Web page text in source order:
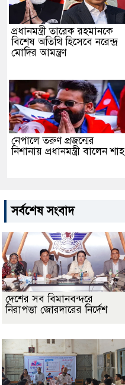
প্রধানমন্ত্রী তারেক রহমানকে
বিশেষ অতিথি হিসেবে নরেন্দ্র
মোদির আমন্ত্রণ
নেপালে তরুণ প্রজন্মের
নিশানায় প্রধানমন্ত্রী বালেন শাহ
সর্বশেষ সংবাদ
দেশের সব বিমানবন্দরে
নিরাপত্তা জোরদারের নির্দেশ